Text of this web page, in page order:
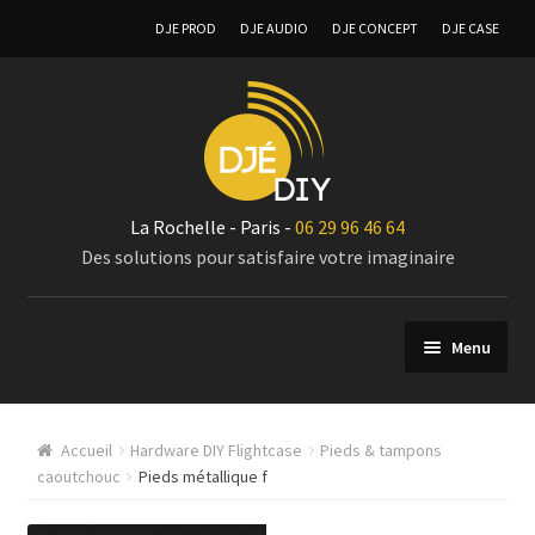
DJE PROD DJE AUDIO DJE CONCEPT DJE CASE
La Rochelle - Paris - 06 29 96 46 64
Des solutions pour satisfaire votre imaginaire
Menu
Composants
Modules Amplificateurs audio
Accueil Hardware DIY Flightcase
Pieds & tampons
caoutchouc
Pieds métallique f